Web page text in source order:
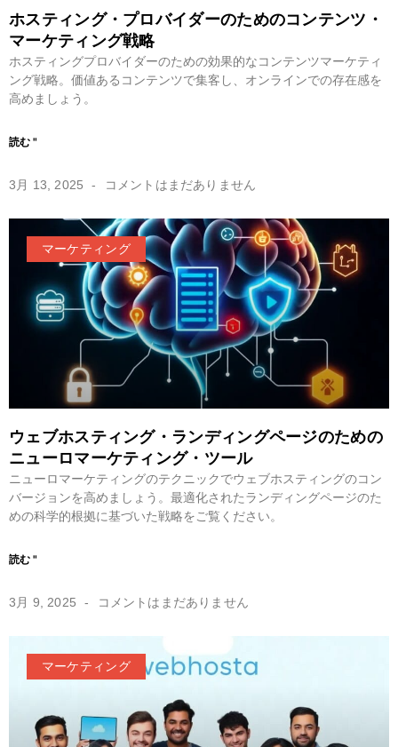
ホスティング・プロバイダーのためのコンテンツ・
マーケティング戦略
ホスティングプロバイダーのための効果的なコンテンツマーケティ
ング戦略。価値あるコンテンツで集客し、オンラインでの存在感を
高めましょう。
読む "
3月 13, 2025 コメントはまだありません
マーケティング
ウェブホスティング・ランディングページのための
ニューロマーケティング・ツール
ニューロマーケティングのテクニックでウェブホスティングのコン
バージョンを高めましょう。最適化されたランディングページのた
めの科学的根拠に基づいた戦略をご覧ください。
読む "
3月 9, 2025 コメントはまだありません
マーケティング